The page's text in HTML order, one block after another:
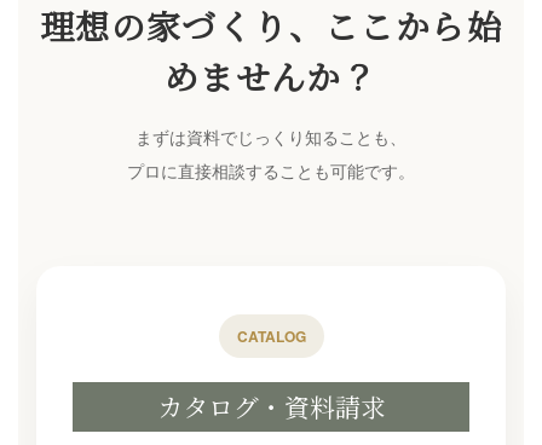
理想の家づくり、ここから始
めませんか？
まずは資料でじっくり知ることも、
プロに直接相談することも可能です。
CATALOG
カタログ・資料請求